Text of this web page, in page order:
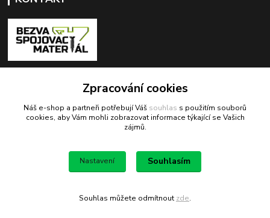
+420 603 418 822
odbyt@bezva-spojovacimaterial.cz
Bezva spojovací materiál
Zpracování cookies
Náš e-shop a partneři potřebují Váš souhlas s použitím souborů
cookies, aby Vám mohli zobrazovat informace týkající se Vašich
zájmů.
Nastavení Souhlasím
Souhlas můžete odmítnout zde.